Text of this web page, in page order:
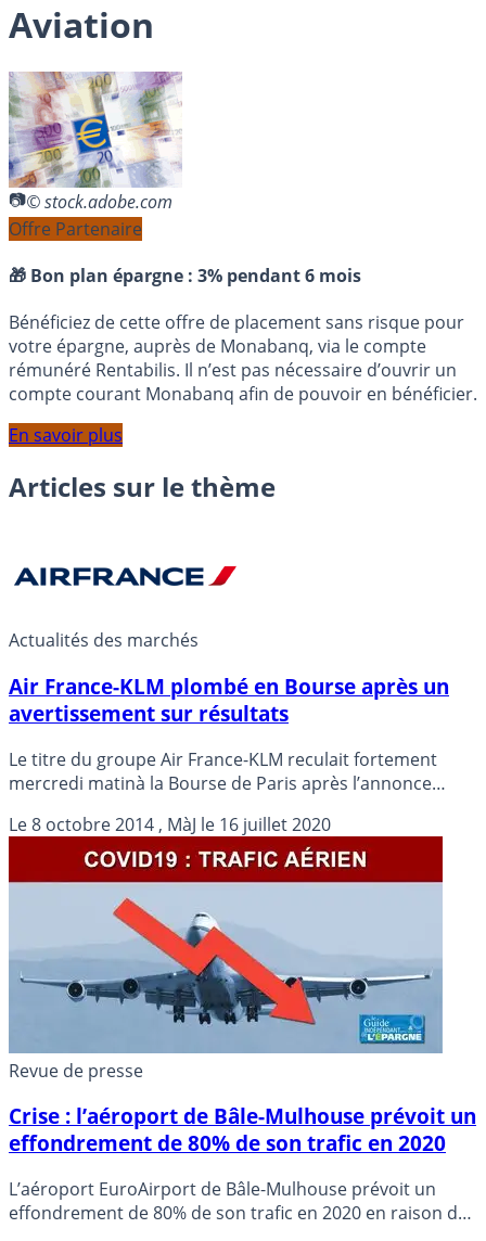
Aviation
© stock.adobe.com
Offre Partenaire
🎁 Bon plan épargne : 3% pendant 6 mois
Bénéficiez de cette offre de placement sans risque pour
votre épargne, auprès de Monabanq, via le compte
rémunéré Rentabilis. Il n’est pas nécessaire d’ouvrir un
compte courant Monabanq afin de pouvoir en bénéficier.
En savoir plus
Articles sur le thème
Actualités des marchés
Air France-KLM plombé en Bourse après un
avertissement sur résultats
Le titre du groupe Air France-KLM reculait fortement
mercredi matinà la Bourse de Paris après l’annonce
longue grève de ses pilotes français pouvant aller jusqu’à
500 millions d’euros.
Le8 octobre 2014 , MàJ le 16 juillet 2020
Revue de presse
Crise : l’aéroport de Bâle-Mulhouse prévoit un
effondrement de 80% de son trafic en 2020
L’aéroport EuroAirport de Bâle-Mulhouse prévoit un
effondrement de 80% de son trafic en 2020 en raison de